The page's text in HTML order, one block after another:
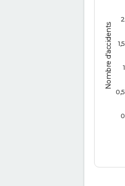
Nombre d'accidents
0
0,5
1
1,5
2